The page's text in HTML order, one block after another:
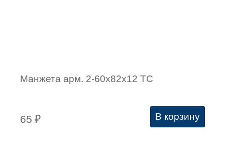
Манжета арм. 2-60х82х12 ТC
65 ₽ В корзину